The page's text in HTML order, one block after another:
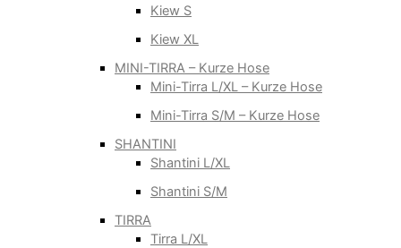
Kiew S
Kiew XL
MINI-TIRRA – Kurze Hose
Mini-Tirra L/XL – Kurze Hose
Mini-Tirra S/M – Kurze Hose
SHANTINI
Shantini L/XL
Shantini S/M
TIRRA
Tirra L/XL